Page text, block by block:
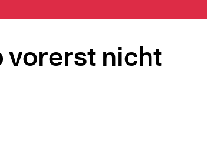
vorerst nicht